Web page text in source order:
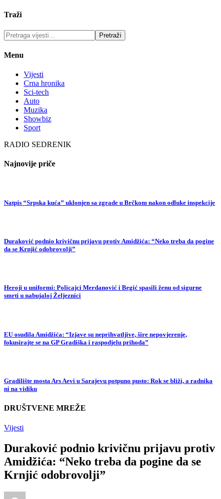
Traži
Menu
Vijesti
Crna hronika
Sci-tech
Auto
Muzika
Showbiz
Sport
RADIO SEDRENIK
Najnovije priče
Natpis “Srpska kuća” uklonjen sa zgrade u Brčkom nakon odluke inspekcije
Duraković podnio krivičnu prijavu protiv Amidžića: “Neko treba da pogine
da se Krnjić odobrovolji”
Heroji u uniformi: Policajci Merdanović i Begić spasili ženu od sigurne
smrti u nabujaloj Željeznici
EU osudila Amidžića: “Izjave su neprihvatljive, šire nepovjerenje,
fokusirajte se na GP Gradiška i raspodjelu prihoda”
Gradilište mosta Ars Aevi u Sarajevu potpuno pusto: Rok se bliži, a radnika
ni na vidiku
DRUŠTVENE MREŽE
Vijesti
Duraković podnio krivičnu prijavu protiv
Amidžića: “Neko treba da pogine da se
Krnjić odobrovolji”